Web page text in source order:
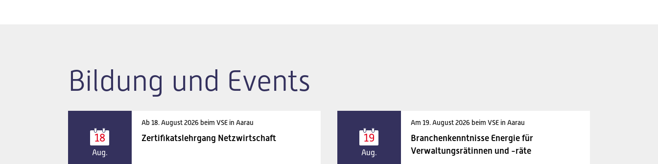
Bildung und Events
18
Aug.
Ab 18. August 2026 beim VSE in Aarau
Zertifikatslehrgang Netzwirtschaft 19
Aug.
Am 19. August 2026 beim VSE in Aarau
Branchenkenntnisse Energie für
Verwaltungsrätinnen und -räte